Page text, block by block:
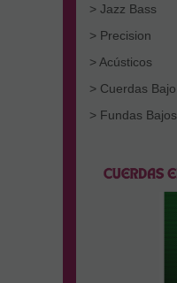
> Jazz Bass
> Precision
> Acústicos
> Cuerdas Bajo
> Fundas Bajos